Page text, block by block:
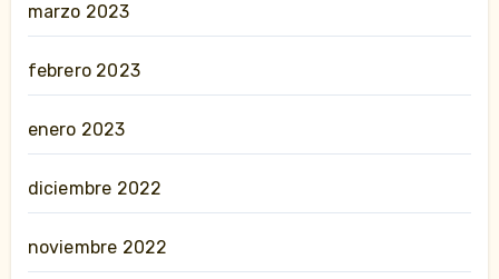
marzo 2023
febrero 2023
enero 2023
diciembre 2022
noviembre 2022